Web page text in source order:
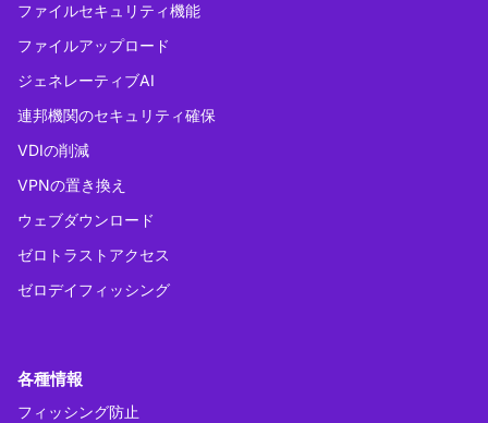
ファイルセキュリティ機能
ファイルアップロード
ジェネレーティブAI
連邦機関のセキュリティ確保
VDIの削減
VPNの置き換え
ウェブダウンロード
ゼロトラストアクセス
ゼロデイフィッシング
各種情報
フィッシング防止